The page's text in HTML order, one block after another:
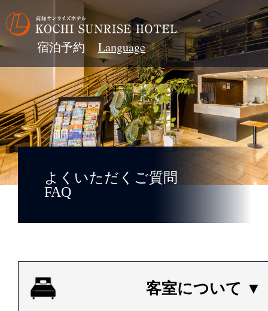
宿泊予約
よくいただくご質問
FAQ
客室について ▼